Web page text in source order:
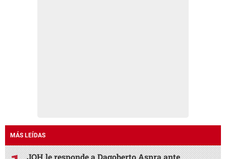
MÁS LEÍDAS
JOH le responde a Dagoberto Aspra ante